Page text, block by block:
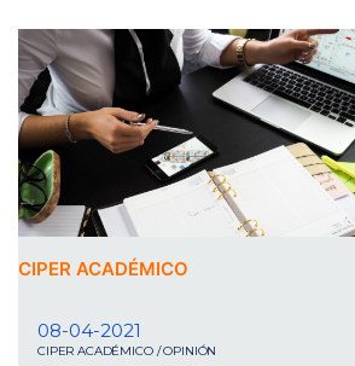
CIPER ACADÉMICO
08-04-2021
CIPER ACADÉMICO / OPINIÓN